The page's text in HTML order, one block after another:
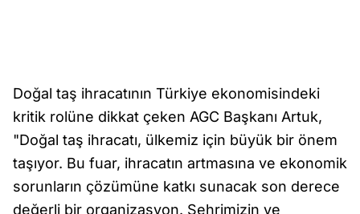
Doğal taş ihracatının Türkiye ekonomisindeki
kritik rolüne dikkat çeken AGC Başkanı Artuk,
"Doğal taş ihracatı, ülkemiz için büyük bir önem
taşıyor. Bu fuar, ihracatın artmasına ve ekonomik
sorunların çözümüne katkı sunacak son derece
değerli bir organizasyon. Şehrimizin ve